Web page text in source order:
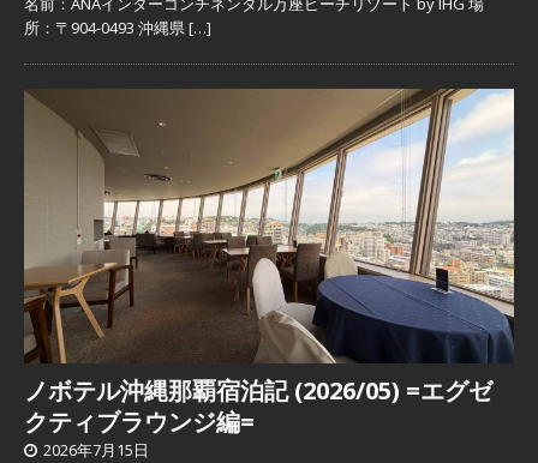
所：〒904-0493 沖縄県[…]
ノボテル沖縄那覇宿泊記 (2026/05) =エグゼ
クティブラウンジ編=
2026年7月15日